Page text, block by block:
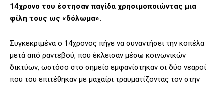
14χρονο του έστησαν παγίδα χρησιμοποιώντας μια
φίλη τους ως «δόλωμα».
Συγκεκριμένα ο 14χρονος πήγε να συναντήσει την κοπέλα
μετά από ραντεβού, που έκλεισαν μέσω κοινωνικών
δικτύων, ωστόσο στο σημείο εμφανίστηκαν οι δύο νεαροί
που του επιτέθηκαν με μαχαίρι τραυματίζοντας τον στην